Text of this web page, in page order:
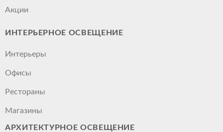
Акции
ИНТЕРЬЕРНОЕ ОСВЕЩЕНИЕ
Интерьеры
Офисы
Рестораны
Магазины
АРХИТЕКТУРНОЕ ОСВЕЩЕНИЕ